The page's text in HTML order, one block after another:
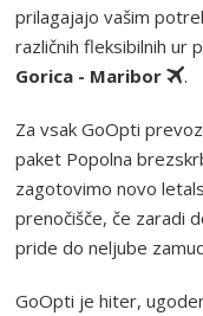
prilagajajo vašim
različnih fleksibilnih ur
Gorica - Maribor
.
Za vsak GoOpti
paket Popolna
zagotovimo novo
prenočišče, če zaradi
pride do neljube
GoOpti je hiter,